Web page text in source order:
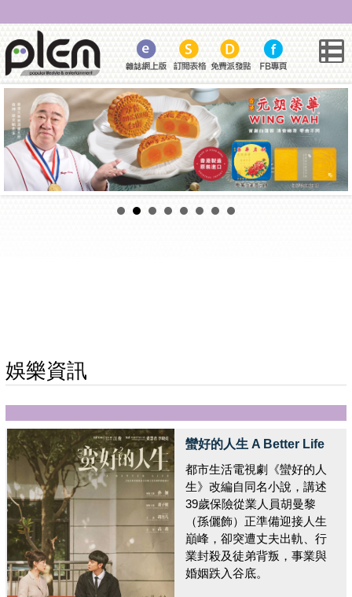
娛樂資訊
蠻好的人生 A Better Life
都市生活電視劇《蠻好的人
生》改編自同名小說，講述
39歲保險從業人員胡曼黎
（孫儷飾）正準備迎接人生
巔峰，卻突遭丈夫出軌、行
業封殺及徒弟背叛，事業與
婚姻跌入谷底。